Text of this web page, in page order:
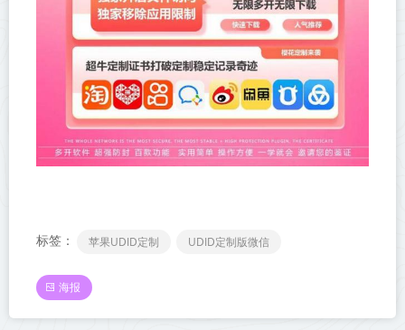
标签： 苹果UDID定制 UDID定制版微信
海报